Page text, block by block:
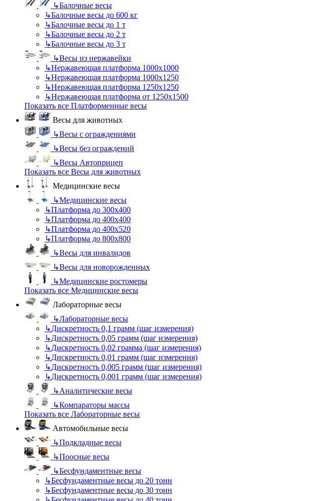
↳Балочные весы
↳Балочные весы до 600 кг
↳Балочные весы до 1 т
↳Балочные весы до 2 т
↳Балочные весы до 3 т
↳Весы из нержавейки
↳Нержавеющая платформа 1000х1000
↳Нержавеющая платформа 1000х1250
↳Нержавеющая платформа 1250х1250
↳Нержавеющая платформа от 1250х1500
Показать все Платформенные весы
Весы для животных
↳Весы с ограждениями
↳Весы без ограждений
↳Весы Автоприцеп
Показать все Весы для животных
Медицинские весы
↳Медицинские весы
↳Платформа до 300х400
↳Платформа до 400х400
↳Платформа до 400х520
↳Платформа до 800х800
↳Весы для инвалидов
↳Весы для новорожденных
↳Медицинские ростомеры
Показать все Медицинские весы
Лабораторные весы
↳Лабораторные весы
↳Дискретность 0,1 грамм (шаг измерения)
↳Дискретность 0,05 грамм (шаг измерения)
↳Дискретность 0,02 грамма (шаг измерения)
↳Дискретность 0,01 грамм (шаг измерения)
↳Дискретность 0,005 грамм (шаг измерения)
↳Дискретность 0,001 грамм (шаг измерения)
↳Аналитические весы
↳Компараторы массы
Показать все Лабораторные весы
Автомобильные весы
↳Подкладные весы
↳Поосные весы
↳Бесфундаментные весы
↳Бесфундаментные весы до 20 тонн
↳Бесфундаментные весы до 30 тонн